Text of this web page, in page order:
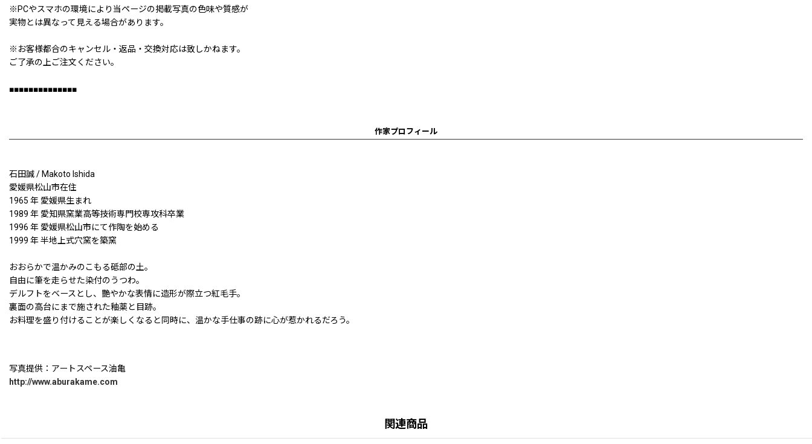
※PCやスマホの環境により当ページの掲載写真の色味や質感が
実物とは異なって見える場合があります。
※お客様都合のキャンセル・返品・交換対応は致しかねます。
ご了承の上ご注文ください。
■■■■■■■■■■■■■■
作家プロフィール
石田誠 / Makoto Ishida
愛媛県松山市在住
1965 年 愛媛県生まれ
1989 年 愛知県窯業高等技術専門校専攻科卒業
1996 年 愛媛県松山市にて作陶を始める
1999 年 半地上式穴窯を築窯
おおらかで温かみのこもる砥部の土。
自由に筆を走らせた染付のうつわ。
デルフトをベースとし、艷やかな表情に造形が際立つ紅毛手。
裏面の高台にまで施された釉薬と目跡。
お料理を盛り付けることが楽しくなると同時に、温かな手仕事の跡に心が惹かれるだろう。
写真提供：アートスペース油亀
http://www.aburakame.com
関連商品